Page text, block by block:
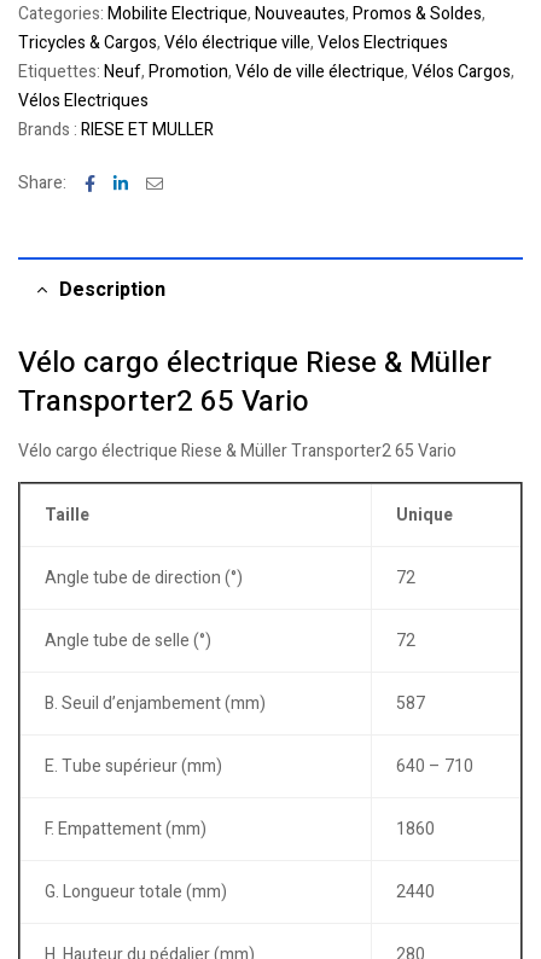
Categories:Mobilite Electrique,Nouveautes,Promos & Soldes,
Tricycles & Cargos,Vélo électrique ville,Velos Electriques
Etiquettes:Neuf,Promotion,Vélo de ville électrique,Vélos Cargos,
Vélos Electriques
Brands :RIESE ET MULLER
Share: Facebook
LinkedinEmail
Description
Vélo cargo électrique Riese & Müller
Transporter2 65 Vario
Vélo cargo électrique Riese & Müller Transporter2 65 Vario
Taille Unique
Angle tube de direction (°) 72
Angle tube de selle (°) 72
B. Seuil d’enjambement (mm) 587
E. Tube supérieur (mm) 640 – 710
F. Empattement (mm) 1860
G. Longueur totale (mm) 2440